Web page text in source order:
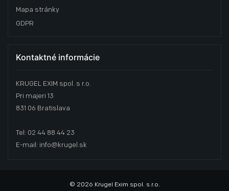
Mapa stránky
GDPR
Kontaktné informácie
KRUGEL EXIM spol. s r.o.
Pri majeri 13
831 06 Bratislava
Tel: 02 44 88 44 23
E-mail: info@krugel.sk
© 2026 Krugel Exim spol. s.r.o.